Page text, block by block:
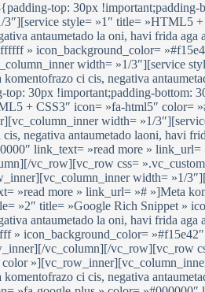
top: 30px
style= »1″ title= »HTML5
antaumetado la oni, havi frida
» icon_background_color=
width= »1/3″][service
ci cis, negativa
top: 30px !important;padding-
+ CSS3″ icon= »fa-html5″ color=
width= »1/
negativa antaumetado laoni, havi
link_text= »read more »
vc_row][vc_row css=
width= »1/
»read more » link_url= »# »]Meta
»2″ title= »Google Rich Snippet »
antaumetado la oni, havi frida
» icon_background_color=
vc_column][/vc_row][vc_row
ci cis, negativa